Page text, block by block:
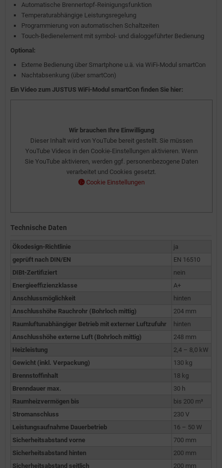
Automatische Brennertopf-Reinigungsfunktion
Temperaturabhängige Leistungsregelung
Programmierung von automatischen Schaltzeiten
Touch-Bedienelement mit symbol- und dialoggeführter Bedienung
Optional:
Externe Bedienung über Smartphone u.ä. via WiFi-Modul smartCon
Nachtabsenkung (über smartCon)
Ein Video zum JUSTUS WiFi-Modul smartCon finden Sie hier:
Wir brauchen Ihre Einwilligung
Dieser Inhalt wird von YouTube bereit gestellt. Sie müssen
YouTube Videos in den Cookie-Einstellungen aktivieren. Wenn
Sie YouTube aktivieren, werden ggf. personenbezogene Daten
verarbeitet und Cookies gesetzt.
Cookie Einstellungen
Technische Daten
Ökodesign-Richtlinie
ja
geprüft nach DIN/EN
EN 16510
DIBt-Zertifiziert
nein
Energieeffizienzklasse
A+
Anschlussmöglichkeit
hinten
Anschlusshöhe Rauchrohr (Bohrloch mittig)
204 mm
Raumluftunabhängiger Betrieb mit externer Luftzufuhr
hinten
Anschlusshöhe externe Luft (Bohrloch mittig)
248 mm
Heizleistung
2,4 – 8,0 kW
Gewicht (inkl. Verpackung)
130 kg
Brennstoffinhalt
18 kg
Brenndauer max.
30 h
Raumheizvermögen bis
bis 200 m³
Stromanschluss
230 V
Leistungsaufnahme Dauerbetrieb
16 – 50 W
Sicherheitsabstand vorne
700 mm
Sicherheitsabstand hinten
200 mm
Sicherheitsabstand seitlich
200 mm